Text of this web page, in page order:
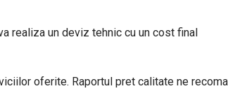
realiza un deviz tehnic cu un cost final
oferite. Raportul pret calitate ne